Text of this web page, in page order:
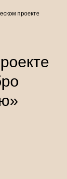
проекте